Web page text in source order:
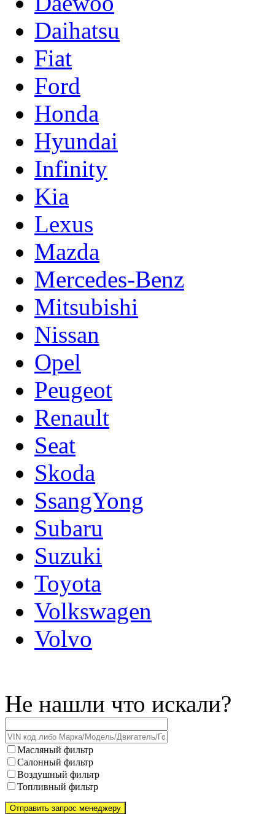
Daihatsu
Fiat
Ford
Honda
Hyundai
Infinity
Kia
Lexus
Mazda
Mercedes-Benz
Mitsubishi
Nissan
Opel
Peugeot
Renault
Seat
Skoda
SsangYong
Subaru
Suzuki
Toyota
Volkswagen
Volvo
Не нашли что искали?
Масляный фильтр
Салонный фильтр
Воздушный фильтр
Топливный фильтр